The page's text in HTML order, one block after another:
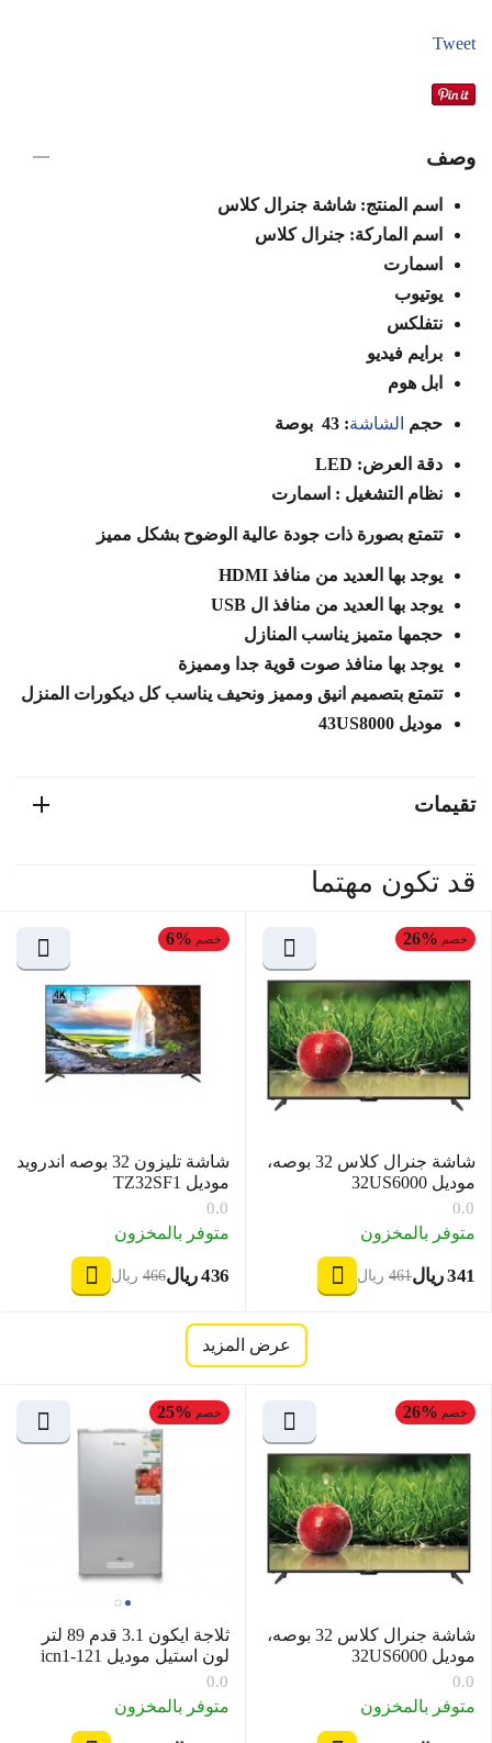
Tweet
وصف
اسم المنتج: شاشة جنرال كلاس
اسم الماركة: جنرال كلاس
اسمارت
يوتيوب
نتفلكس
برايم فيديو
ابل هوم
حجم الشاشة: 43 بوصة
دقة العرض: LED
نظام التشغيل : اسمارت
تتمتع بصورة ذات جودة عالية الوضوح بشكل مميز
يوجد بها العديد من منافذ HDMI
يوجد بها العديد من منافذ ال USB
حجمها متميز يناسب المنازل
يوجد بها منافذ صوت قوية جدا ومميزة
تتمتع بتصميم انيق ومميز ونحيف يناسب كل ديكورات المنزل
موديل 43US8000
تقيمات
قد تكون مهتما
خصم 26%
شاشة جنرال كلاس 32 بوصه،
موديل 32US6000
0.0
متوفر بالمخزون
ريال ‎‍341‍ ريال ‎‍461‍
خصم 6%
شاشة تليزون 32 بوصه اندرويد
موديل TZ32SF1
0.0
متوفر بالمخزون
ريال ‎‍436‍ ريال ‎‍466‍
عرض المزيد
خصم 26%
شاشة جنرال كلاس 32 بوصه،
موديل 32US6000
0.0
متوفر بالمخزون
خصم 25%
ثلاجة ايكون 3.1 قدم 89 لتر
لون استيل موديل icn1-121
0.0
متوفر بالمخزون